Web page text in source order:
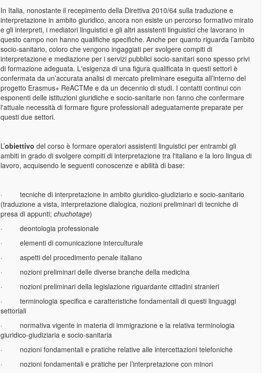
In Italia, nonostante il recepimento della Direttiva 2010/64 sulla traduzione e
interpretazione in ambito giuridico, ancora non esiste un percorso formativo mirato
e gli interpreti, i mediatori linguistici e gli altri assistenti linguistici che lavorano in
questo campo non hanno qualifiche specifiche. Anche per quanto riguarda l’ambito
socio-sanitario, coloro che vengono ingaggiati per svolgere compiti di
interpretazione e mediazione per i servizi pubblici socio-sanitari sono spesso privi
di formazione adeguata. L'esigenza di una figura qualificata in questi settori è
confermata da un’accurata analisi di mercato preliminare eseguita all’interno del
progetto Erasmus+ ReACTMe e da un decennio di studi. I contatti continui con
esponenti delle istituzioni giuridiche e socio-sanitarie non fanno che confermare
l'attuale necessità di formare figure professionali adeguatamente preparate per
questi due settori.
L’obiettivo del corso è formare operatori assistenti linguistici per entrambi gli
ambiti in grado di svolgere compiti di interpretazione tra l'italiano e la loro lingua di
lavoro, acquisendo le seguenti conoscenze e abilità di base:
·tecniche di interpretazione in ambito giuridico-giudiziario e socio-sanitario
(traduzione a vista, interpretazione dialogica, nozioni preliminari di tecniche di
presa di appunti;chuchotage)
·deontologia professionale
·elementi di comunicazione interculturale
·aspetti del procedimento penale italiano
· nozioni preliminari delle diverse branche della medicina
· nozioni preliminari della legislazione riguardante cittadini stranieri
·terminologia specifica e caratteristiche fondamentali di questi linguaggi
settoriali
· normativa vigente in materia di immigrazione e la relativa terminologia
giuridico-giudiziaria e socio-sanitaria
· nozioni fondamentali e pratiche relative alle intercettazioni telefoniche
· nozioni fondamentali e pratiche per l’interpretazione con minori